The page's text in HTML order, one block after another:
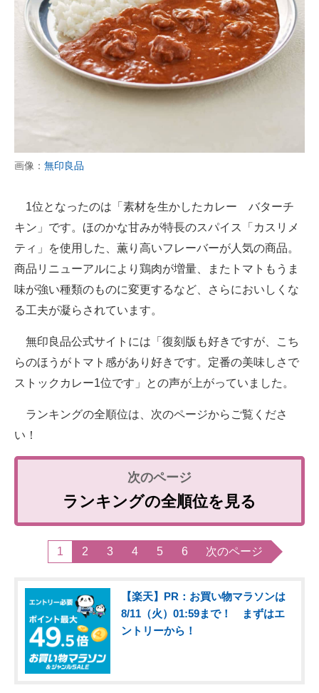
画像： 無印良品
1位となったのは「素材を生かしたカレー バターチ
キン」です。ほのかな甘みが特長のスパイス「カスリメ
ティ」を使用した、薫り高いフレーバーが人気の商品。
商品リニューアルにより鶏肉が増量、またトマトもうま
味が強い種類のものに変更するなど、さらにおいしくな
る工夫が凝らされています。
無印良品公式サイトには「復刻版も好きですが、こち
らのほうがトマト感があり好きです。定番の美味しさで
ストックカレー1位です」との声が上がっていました。
ランキングの全順位は、次のページからご覧くださ
い！
ランキングの全順位を見る
1 2 3 4 5 6 次のページ
【楽天】PR：お買い物マラソンは
8/11（火）01:59まで！ まずはエ
ントリーから！